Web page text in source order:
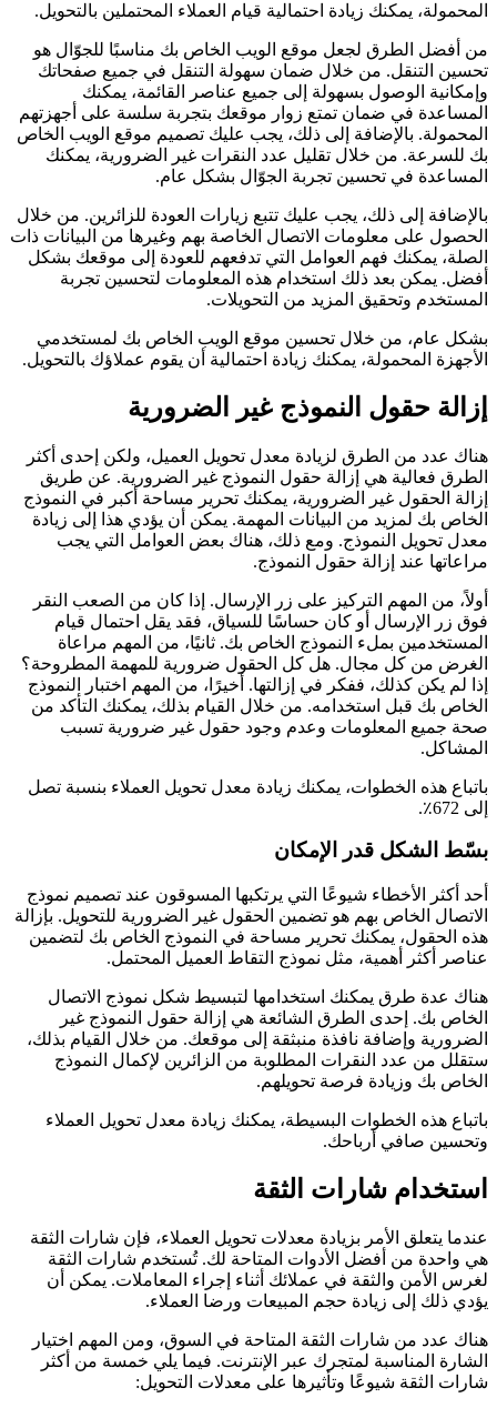
المحمولة، يمكنك زيادة احتمالية قيام العملاء المحتملين بالتحويل.
من أفضل الطرق لجعل موقع الويب الخاص بك مناسبًا للجوّال هو
تحسين التنقل. من خلال ضمان سهولة التنقل في جميع صفحاتك
وإمكانية الوصول بسهولة إلى جميع عناصر القائمة، يمكنك
المساعدة في ضمان تمتع زوار موقعك بتجربة سلسة على أجهزتهم
المحمولة. بالإضافة إلى ذلك، يجب عليك تصميم موقع الويب الخاص
بك للسرعة. من خلال تقليل عدد النقرات غير الضرورية، يمكنك
المساعدة في تحسين تجربة الجوّال بشكل عام.
بالإضافة إلى ذلك، يجب عليك تتبع زيارات العودة للزائرين. من خلال
الحصول على معلومات الاتصال الخاصة بهم وغيرها من البيانات ذات
الصلة، يمكنك فهم العوامل التي تدفعهم للعودة إلى موقعك بشكل
أفضل. يمكن بعد ذلك استخدام هذه المعلومات لتحسين تجربة
المستخدم وتحقيق المزيد من التحويلات.
بشكل عام، من خلال تحسين موقع الويب الخاص بك لمستخدمي
الأجهزة المحمولة، يمكنك زيادة احتمالية أن يقوم عملاؤك بالتحويل.
إزالة حقول النموذج غير الضرورية
هناك عدد من الطرق لزيادة معدل تحويل العميل، ولكن إحدى أكثر
الطرق فعالية هي إزالة حقول النموذج غير الضرورية. عن طريق
إزالة الحقول غير الضرورية، يمكنك تحرير مساحة أكبر في النموذج
الخاص بك لمزيد من البيانات المهمة. يمكن أن يؤدي هذا إلى زيادة
معدل تحويل النموذج. ومع ذلك، هناك بعض العوامل التي يجب
مراعاتها عند إزالة حقول النموذج.
أولاً، من المهم التركيز على زر الإرسال. إذا كان من الصعب النقر
فوق زر الإرسال أو كان حساسًا للسياق، فقد يقل احتمال قيام
المستخدمين بملء النموذج الخاص بك. ثانيًا، من المهم مراعاة
الغرض من كل مجال. هل كل الحقول ضرورية للمهمة المطروحة؟
إذا لم يكن كذلك، ففكر في إزالتها. أخيرًا، من المهم اختبار النموذج
الخاص بك قبل استخدامه. من خلال القيام بذلك، يمكنك التأكد من
صحة جميع المعلومات وعدم وجود حقول غير ضرورية تسبب
المشاكل.
باتباع هذه الخطوات، يمكنك زيادة معدل تحويل العملاء بنسبة تصل
إلى 672٪.
بسّط الشكل قدر الإمكان
أحد أكثر الأخطاء شيوعًا التي يرتكبها المسوقون عند تصميم نموذج
الاتصال الخاص بهم هو تضمين الحقول غير الضرورية للتحويل. بإزالة
هذه الحقول، يمكنك تحرير مساحة في النموذج الخاص بك لتضمين
عناصر أكثر أهمية، مثل نموذج التقاط العميل المحتمل.
هناك عدة طرق يمكنك استخدامها لتبسيط شكل نموذج الاتصال
الخاص بك. إحدى الطرق الشائعة هي إزالة حقول النموذج غير
الضرورية وإضافة نافذة منبثقة إلى موقعك. من خلال القيام بذلك،
ستقلل من عدد النقرات المطلوبة من الزائرين لإكمال النموذج
الخاص بك وزيادة فرصة تحويلهم.
باتباع هذه الخطوات البسيطة، يمكنك زيادة معدل تحويل العملاء
وتحسين صافي أرباحك.
استخدام شارات الثقة
عندما يتعلق الأمر بزيادة معدلات تحويل العملاء، فإن شارات الثقة
هي واحدة من أفضل الأدوات المتاحة لك. تُستخدم شارات الثقة
لغرس الأمن والثقة في عملائك أثناء إجراء المعاملات. يمكن أن
يؤدي ذلك إلى زيادة حجم المبيعات ورضا العملاء.
هناك عدد من شارات الثقة المتاحة في السوق، ومن المهم اختيار
الشارة المناسبة لمتجرك عبر الإنترنت. فيما يلي خمسة من أكثر
شارات الثقة شيوعًا وتأثيرها على معدلات التحويل: